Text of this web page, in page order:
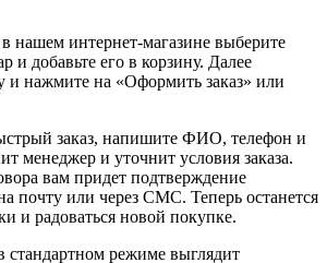
нашем интернет-магазине выберите
и добавьте его в корзину. Далее
и нажмите на «Оформить заказ» или
заказ, напишите ФИО, телефон и
менеджер и уточнит условия заказа.
вам придет подтверждение
почту или через СМС. Теперь останется
и радоваться новой покупке.
стандартном режиме выглядит